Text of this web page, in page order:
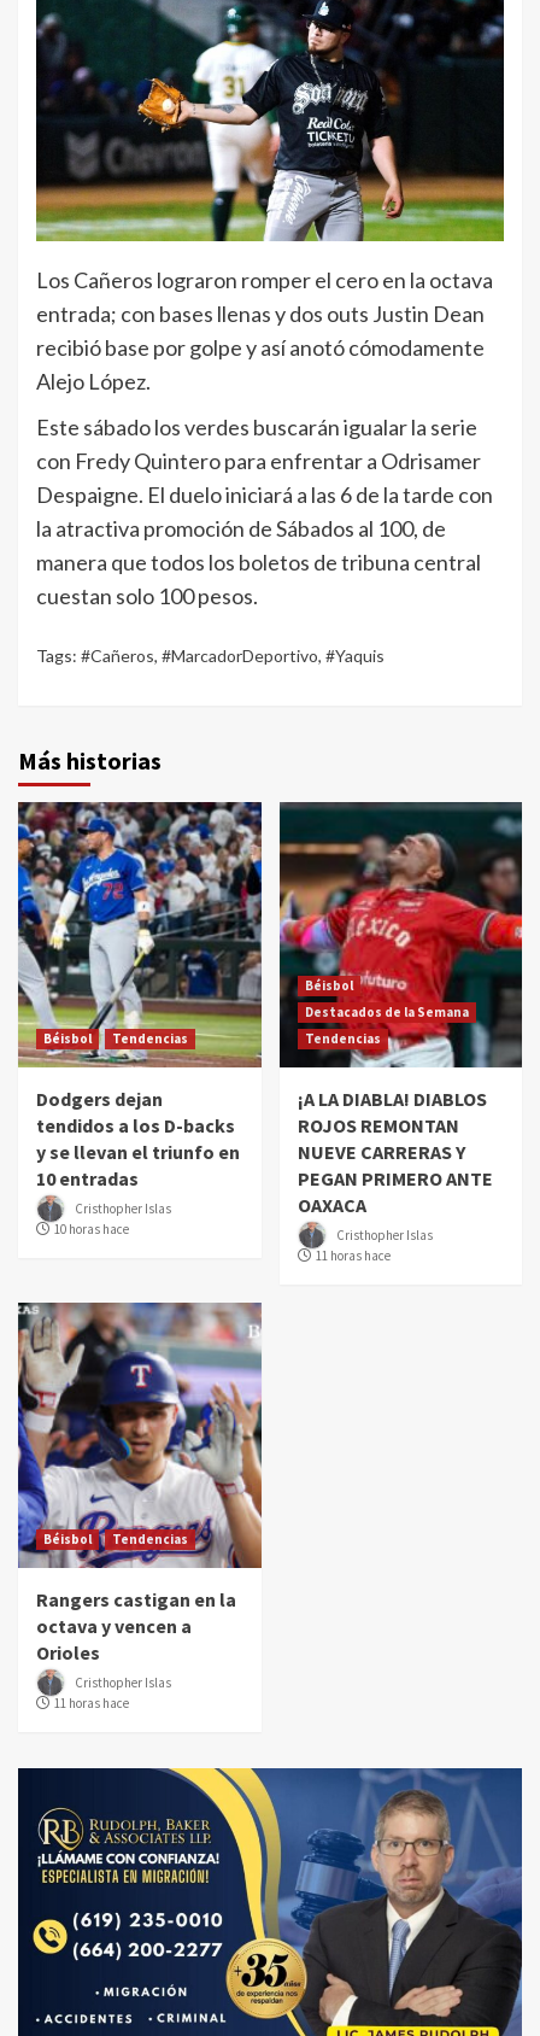
Los Cañeros lograron romper el cero en la octava
entrada; con bases llenas y dos outs Justin Dean
recibió base por golpe y así anotó cómodamente
Alejo López.
Este sábado los verdes buscarán igualar la serie
con Fredy Quintero para enfrentar a Odrisamer
Despaigne. El duelo iniciará a las 6 de la tarde con
la atractiva promoción de Sábados al 100, de
manera que todos los boletos de tribuna central
cuestan solo 100 pesos.
Tags: #Cañeros, #MarcadorDeportivo, #Yaquis
Más historias
Béisbol Tendencias
Dodgers dejan
tendidos a los D-backs
y se llevan el triunfo en
10 entradas
Cristhopher Islas
10 horas hace
Béisbol
Destacados de la Semana
Tendencias
¡A LA DIABLA! DIABLOS
ROJOS REMONTAN
NUEVE CARRERAS Y
PEGAN PRIMERO ANTE
OAXACA
Cristhopher Islas
11 horas hace
Béisbol Tendencias
Rangers castigan en la
octava y vencen a
Orioles
Cristhopher Islas
11 horas hace